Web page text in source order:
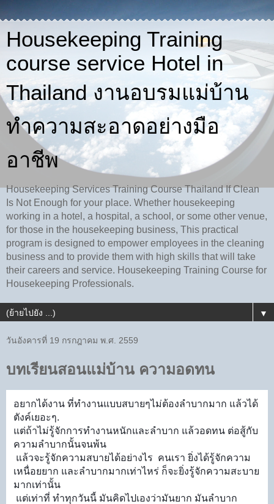
Housekeeping Training
course service Hotel in
Thailand งานอบรมแม่บ้าน
ทำความสะอาดอย่างมือ
อาชีพ
Housekeeping Services Training Course Thailand If Clean
Is Not Enough for your place. Whether housekeeping
working in a hotel, a hospital, a school, or some other venue,
for those in the housekeeping business, This practical
program is designed to empower employees in the cleaning
business and to provide them with high skills that will take
their careers and service. Housekeeping Training Course for
Housekeeping Professionals.
▼
วันอังคารที่ 19 กรกฎาคม พ.ศ. 2559
บทเรียนสอนแม่บ้าน ความอดทน
อยากได้งาน ที่ทำงานแบบสบายๆไม่ต้องลำบากมาก แล้วได้
ตังค์เยอะๆ.
แต่ถ้าไม่รู้จักการทำงานหนักและลำบาก แล้วอดทน ต่อสู้กับ
ความลำบากนั้นจนพ้น
แล้วจะรู้จักความสบายได้อย่างไร คนเรา ยิ่งได้รู้จักความ
เหนื่อยยาก และลำบากมากเท่าไหร่ ก็จะยิ่งรู้จักความสะบาย
มากเท่านั้น
แต่เท่าที่ ทำทุกวันนี้ มันคิดไปเองว่ามันยาก มันลำบาก